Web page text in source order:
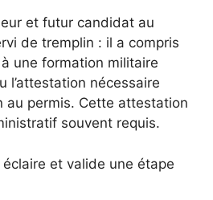
et futur candidat au
de tremplin : il a compris
une formation militaire
l’attestation nécessaire
au permis. Cette attestation
souvent requis.
éclaire et valide une étape